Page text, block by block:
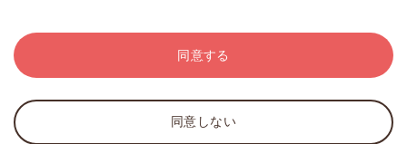
ル・郵便・電話・FAX等により行うことができます。
※弊社は、取得した個人情報について、個人が特定でき
ない情報に加工し、数値化された統計情報としてサービ
スや業務の維持・改善のために使用することがありま
す。なお、統計情報は法の適用対象外であり、個人情報
を統計情報に加工する過程を利用目的とする必要はない
同意しない
同意する